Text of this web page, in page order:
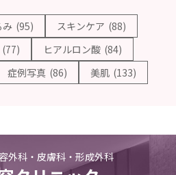
み (95) スキンケア (88)
(77) ヒアルロン酸 (84)
症例写真 (86) 美肌 (133)
外科・皮膚科・形成外科